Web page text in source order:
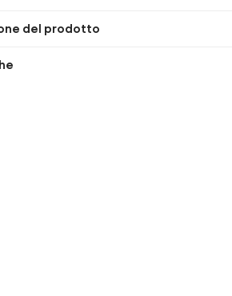
del prodotto